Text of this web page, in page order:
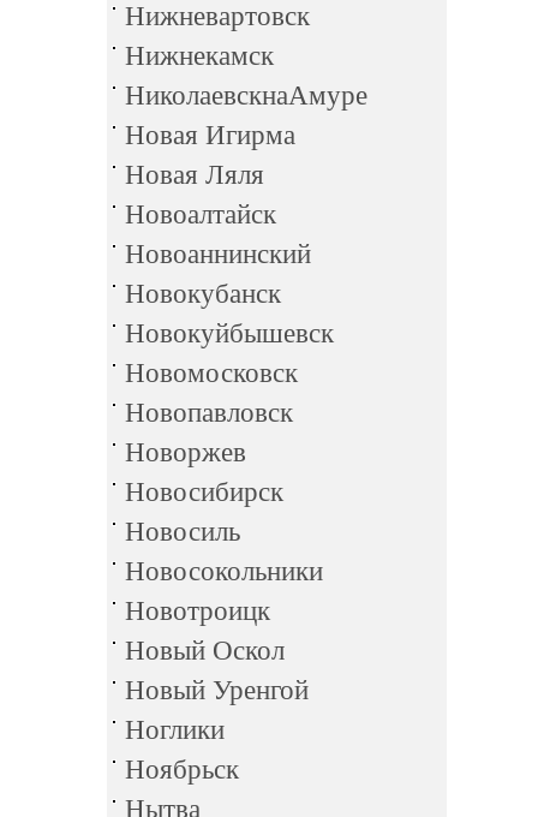
Нижневартовск
Нижнекамск
НиколаевскнаАмуре
Новая Игирма
Новая Ляля
Новоалтайск
Новоаннинский
Новокубанск
Новокуйбышевск
Новомосковск
Новопавловск
Новоржев
Новосибирск
Новосиль
Новосокольники
Новотроицк
Новый Оскол
Новый Уренгой
Ноглики
Ноябрьск
Нытва